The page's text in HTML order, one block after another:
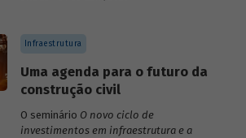
Infraestrutura
Uma agenda para o futuro da
construção civil
O seminário O novo ciclo de
investimentos em infraestrutura e a